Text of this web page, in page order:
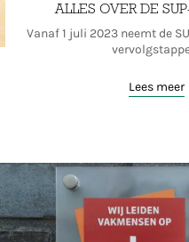
ALLES OVER DE
Vanaf 1 juli 2023 neemt de
Lees meer